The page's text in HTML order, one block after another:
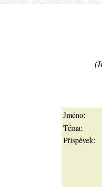
Jméno:
Téma:
Příspěvek: